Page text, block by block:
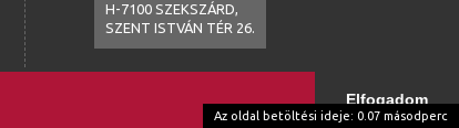
Elfogadom
H-7100 SZEKSZÁRD,
SZENT ISTVÁN TÉR 26.
Az oldal betöltési ideje: 0.07 másodperc